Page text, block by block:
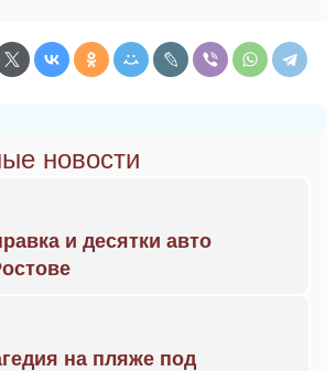
новости
и десятки авто
на пляже под